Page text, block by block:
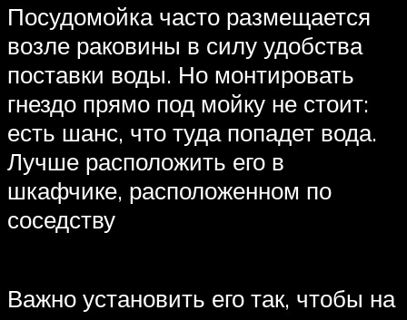
Посудомойка часто размещается
возле раковины в силу удобства
поставки воды. Но монтировать
гнездо прямо под мойку не стоит:
есть шанс, что туда попадет вода.
Лучше расположить его в
шкафчике, расположенном по
соседству
Важно установить его так, чтобы на